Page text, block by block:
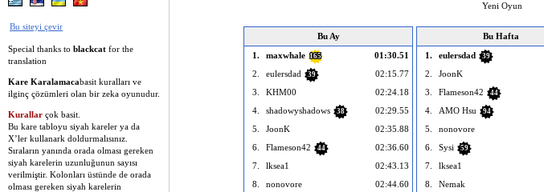
Bu siteyi çevir
Special thanks to blackcat for the
translation
Kare Karalamacabasit kuralları ve
ilginç çözümleri olan bir zeka oyunudur.
Kurallar çok basit.
Bu kare tabloyu siyah kareler ya da
X’ler kullanark doldurmalısınız.
Sıraların yanında orada olması gereken
siyah karelerin uzunluğunun sayısı
verilmiştir. Kolonları üstünde de orada
olması gereken siyah karelerin
Yeni Oyun
Bu Ay
1.
maxwhale 165
01:30.51
2.
eulersdad 39
02:15.77
3.
KHM00
02:24.18
4.
shadowyshadows 38
02:29.55
5.
JoonK
02:35.88
6.
Flameson42 44
02:36.60
7.
lksea1
02:43.13
8.
nonovore
02:44.60
Bu Hafta
1.
eulersdad 39
2.
JoonK
3.
Flameson42 44
4.
AMO Hsu 94
5.
nonovore
6.
Sysi 59
7.
lksea1
8.
Nemak